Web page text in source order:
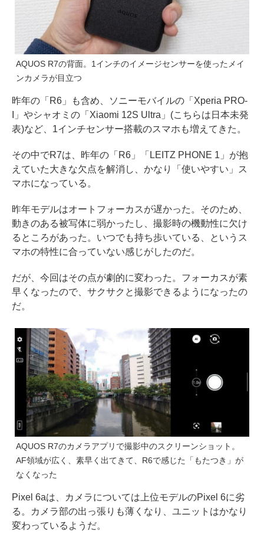
AQUOS R7の背面。1インチのイメージセンサーを使ったメイ
ンカメラが目立つ
昨年の「R6」も含め、ソニーモバイルの「Xperia PRO-
I」やシャオミの「Xiaomi 12S Ultra」(こちらは日本未発
表)など、1インチセンサー搭載のスマホも増えてきた。
その中でR7は、昨年の「R6」「LEITZ PHONE 1」が抱
えていた大きな欠点を解消し、かなり「使いやすい」ス
マホになっている。
昨年モデルはオートフォーカスが遅かった。そのため、
動きのある被写体に弱かったし、撮影時の機動性に欠け
るところがあった。いつでも持ち歩いている、というス
マホの特性に合っていない感じがしたのだ。
だが、今回はその点が劇的に変わった。フォーカスが素
早くなったので、サクサクと撮影できるようになったの
だ。
AQUOS R7のカメラアプリで撮影中のスクリーンショット。
AF領域が広く、素早く出てきて、R6で感じた「もたつき」が
なくなった
Pixel 6aは、カメラについては上位モデルのPixel 6に劣
る。カメラ部の出っ張りも薄くなり、ユニットはかなり
変わっているようだ。